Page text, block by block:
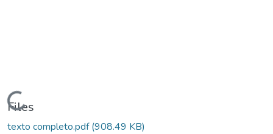
Loading...
Files
texto completo.pdf(908.49 KB)